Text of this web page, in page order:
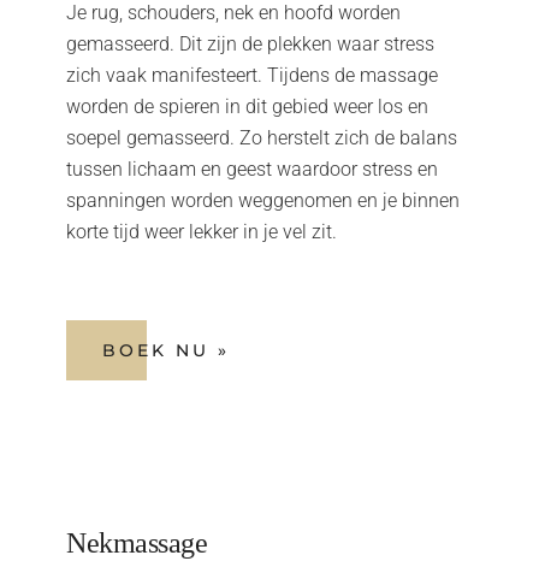
Je rug, schouders, nek en hoofd worden
gemasseerd. Dit zijn de plekken waar stress
zich vaak manifesteert. Tijdens de massage
worden de spieren in dit gebied weer los en
soepel gemasseerd. Zo herstelt zich de balans
tussen lichaam en geest waardoor stress en
spanningen worden weggenomen en je binnen
korte tijd weer lekker in je vel zit.
BOEK NU »
Nekmassage